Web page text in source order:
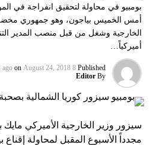
بومبيو في محاولة لتحقيق انفراجة في
أمس الخميس بياجون، وهو جمهوري
الخارجية وشغل من قبل منصب المدير
أميركياً…
Published
8 years ago
on August 24, 2018
By
Editor
سيزور وزير الخارجية الأميركي مايك
مجدداً الأسبوع المقبل لمحاولة إقناع